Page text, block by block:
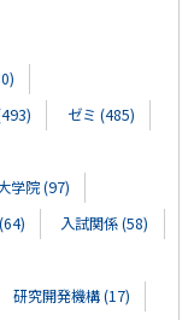
ゼミ (485)
学院 (97)
入試関係 (58)
研究開発機構 (17)